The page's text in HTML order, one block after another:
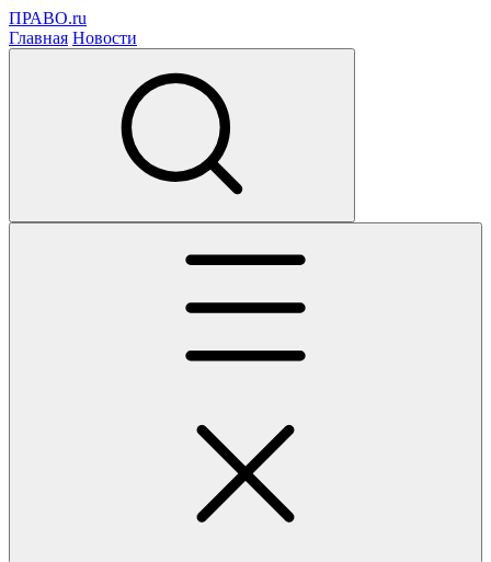
ПРАВО.ru
Главная Новости